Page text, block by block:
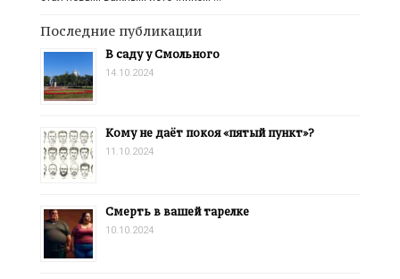
Последние публикации
В саду у Смольного
14.10.2024
Кому не даёт покоя «пятый пункт»?
11.10.2024
Смерть в вашей тарелке
10.10.2024